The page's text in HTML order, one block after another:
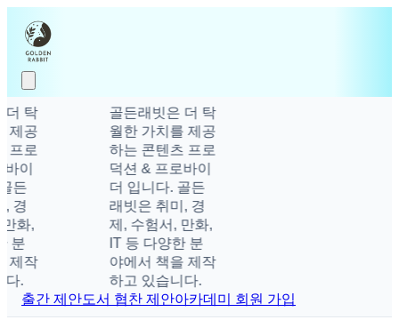
탁
공
로
이
화,
작
.
골든래빗은 더 탁
월한 가치를 제공
하는 콘텐츠 프로
덕션 & 프로바이
더 입니다. 골든
래빗은 취미, 경
제, 수험서, 만화,
IT 등 다양한 분
야에서 책을 제작
하고 있습니다.
출간 제안도서 협찬 제안아카데미 회원 가입